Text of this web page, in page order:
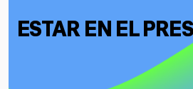
ESTAR EN EL